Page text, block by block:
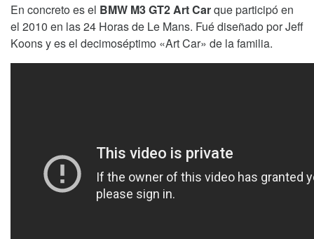
En concreto es el BMW M3 GT2 Art Carque participó en
el 2010 en las 24 Horas de Le Mans. Fué diseñado por Jeff
Koons y es el decimoséptimo «Art Car» de la familia.